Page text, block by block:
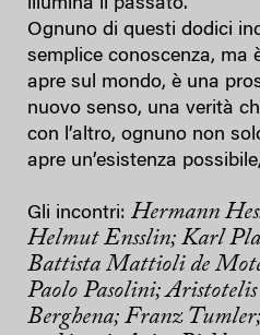
illumina il passato.
Ognuno di questi dodici
semplice conoscenza, ma
apre sul mondo, è una
nuovo senso, una verità
con l’altro, ognuno non
apre un’esistenza
Gli incontri: Hermann
Helmut Ensslin; Karl
Battista Mattioli de
Paolo Pasolini;
Berghena; Franz